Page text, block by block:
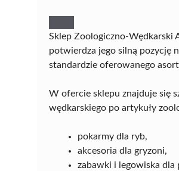
Sklep Zoologiczno-Wędkarski
potwierdza jego silną pozycję
standardzie oferowanego
W ofercie sklepu znajduje się
wędkarskiego po artykuły
pokarmy dla ryb,
akcesoria dla gryzoni,
zabawki i legowiska dla